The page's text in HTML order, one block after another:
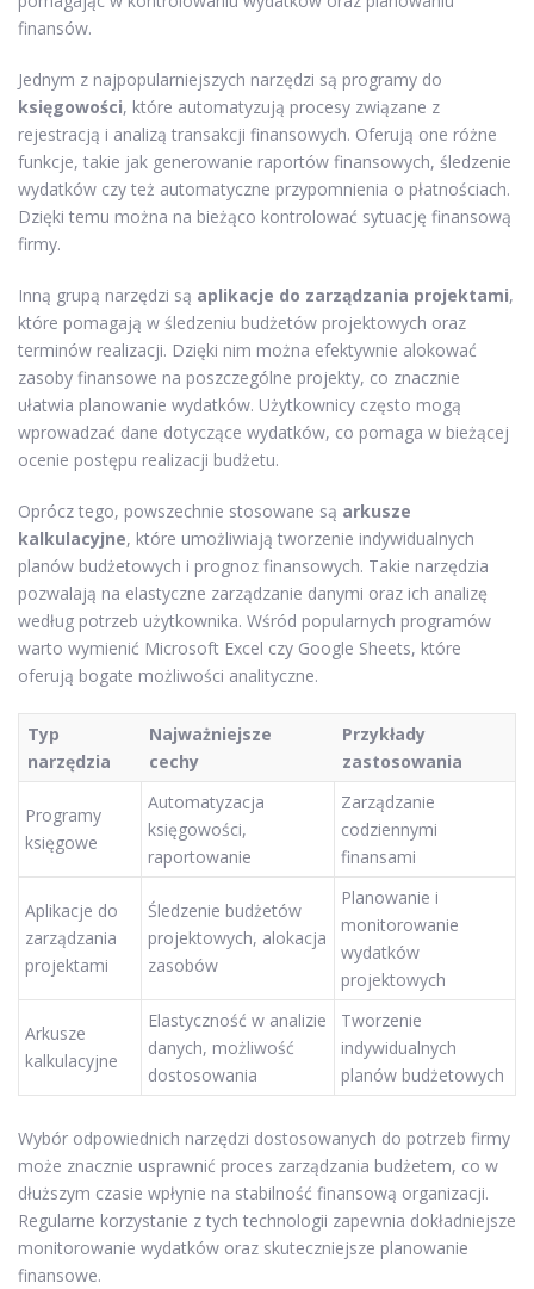
finansów.
Jednym z najpopularniejszych narzędzi są programy do
księgowości, które automatyzują procesy związane z
rejestracją i analizą transakcji finansowych. Oferują one różne
funkcje, takie jak generowanie raportów finansowych, śledzenie
wydatków czy też automatyczne przypomnienia o płatnościach.
Dzięki temu można na bieżąco kontrolować sytuację finansową
firmy.
Inną grupą narzędzi są aplikacje do zarządzania projektami,
które pomagają w śledzeniu budżetów projektowych oraz
terminów realizacji. Dzięki nim można efektywnie alokować
zasoby finansowe na poszczególne projekty, co znacznie
ułatwia planowanie wydatków. Użytkownicy często mogą
wprowadzać dane dotyczące wydatków, co pomaga w bieżącej
ocenie postępu realizacji budżetu.
Oprócz tego, powszechnie stosowane są arkusze
kalkulacyjne, które umożliwiają tworzenie indywidualnych
planów budżetowych i prognoz finansowych. Takie narzędzia
pozwalają na elastyczne zarządzanie danymi oraz ich analizę
według potrzeb użytkownika. Wśród popularnych programów
warto wymienić Microsoft Excel czy Google Sheets, które
oferują bogate możliwości analityczne.
Typ
narzędzia
Najważniejsze
cechy
Przykłady
zastosowania
Programy
księgowe
Automatyzacja
księgowości,
raportowanie
Zarządzanie
codziennymi
finansami
Aplikacje do
zarządzania
projektami
Śledzenie budżetów
projektowych, alokacja
zasobów
Planowanie i
monitorowanie
wydatków
projektowych
Arkusze
kalkulacyjne
Elastyczność w analizie
danych, możliwość
dostosowania
Tworzenie
indywidualnych
planów budżetowych
Wybór odpowiednich narzędzi dostosowanych do potrzeb firmy
może znacznie usprawnić proces zarządzania budżetem, co w
dłuższym czasie wpłynie na stabilność finansową organizacji.
Regularne korzystanie z tych technologii zapewnia dokładniejsze
monitorowanie wydatków oraz skuteczniejsze planowanie
finansowe.